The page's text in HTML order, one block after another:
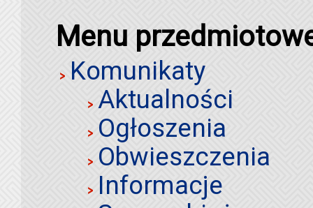
Menu
Komunikaty
Aktualności
Ogłoszenia
Obwieszczenia
Informacje